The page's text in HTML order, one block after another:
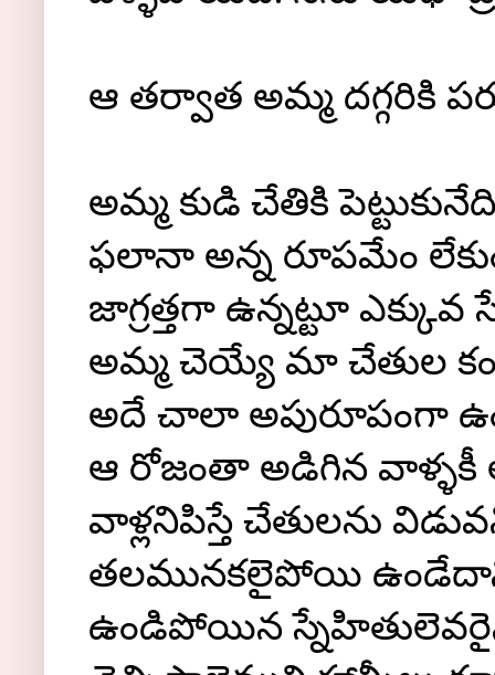
ఆ తర్వాత అమ్మ దగ్గరికి
అమ్మ కుడి చేతికి
ఫలానా అన్న రూపమేం
జాగ్రత్తగా ఉన్నట్టూ
అమ్మ చెయ్యే మా చేతుల
అదే చాలా అపురూపంగా
ఆ రోజంతా అడిగిన వాళ్ళకీ
వాళ్లనిపిస్తే చేతులను
తలమునకలైపోయి
ఉండిపోయిన